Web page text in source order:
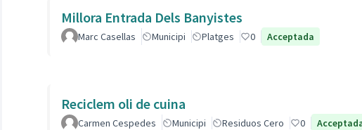
Millora Entrada Dels Banyistes
Marc Casellas Municipi Platges 0 Acceptada
Reciclem oli de cuina
Carmen Cespedes Municipi Residuos Cero 0